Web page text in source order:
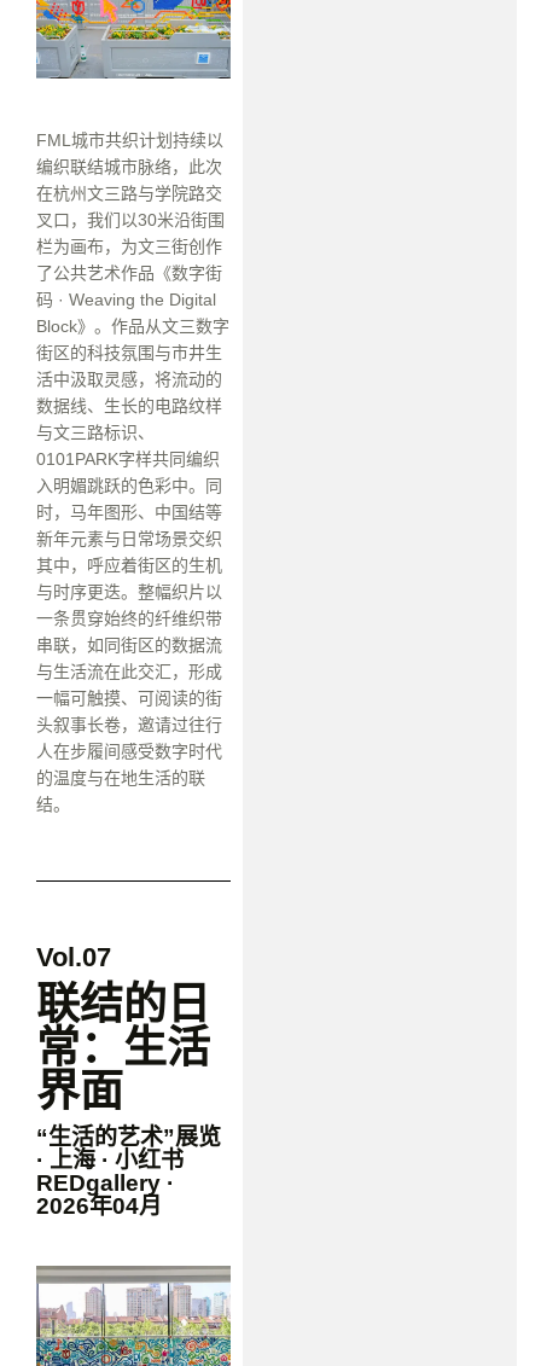
FML城市共织计划持续以
编织联结城市脉络，此次
在杭州文三路与学院路交
叉口，我们以30米沿街围
栏为画布，为文三街创作
了公共艺术作品《数字街
码 · Weaving the Digital
Block》。作品从文三数字
街区的科技氛围与市井生
活中汲取灵感，将流动的
数据线、生长的电路纹样
与文三路标识、
0101PARK字样共同编织
入明媚跳跃的色彩中。同
时，马年图形、中国结等
新年元素与日常场景交织
其中，呼应着街区的生机
与时序更迭。整幅织片以
一条贯穿始终的纤维织带
串联，如同街区的数据流
与生活流在此交汇，形成
一幅可触摸、可阅读的街
头叙事长卷，邀请过往行
人在步履间感受数字时代
的温度与在地生活的联
结。
Vol.07
联结的日
常：生活
界面
“生活的艺术”展览
· 上海 · 小红书
REDgallery ·
2026年04月